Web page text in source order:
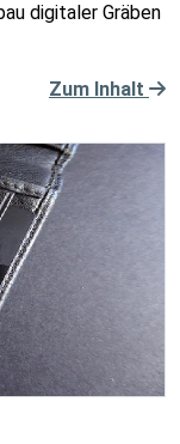
digitaler Gräben
Zum Inhalt